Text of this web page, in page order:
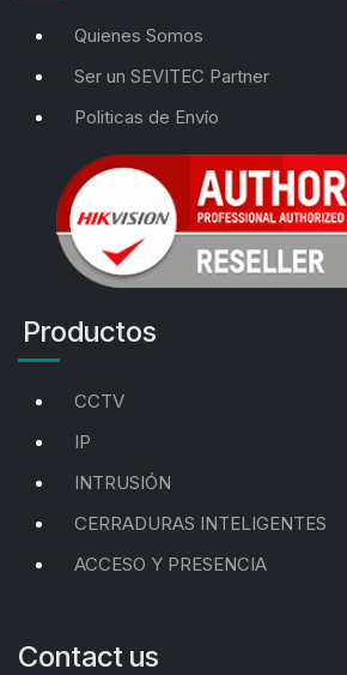
Quienes Somos
Ser un SEVITEC Partner
Politicas de Envío
Productos
CCTV
IP
INTRUSIÓN
CERRADURAS INTELIGENTES
ACCESO Y PRESENCIA
Contact us